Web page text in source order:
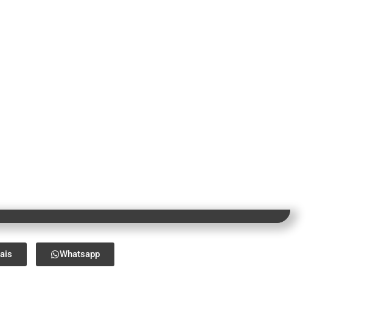
Whatsapp